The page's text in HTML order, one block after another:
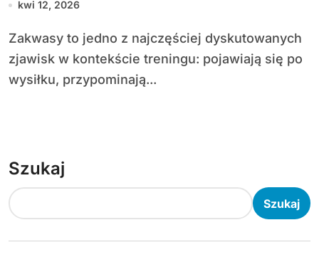
kwi 12, 2026
Zakwasy to jedno z najczęściej dyskutowanych
zjawisk w kontekście treningu: pojawiają się po
wysiłku, przypominają...
Szukaj
Szukaj